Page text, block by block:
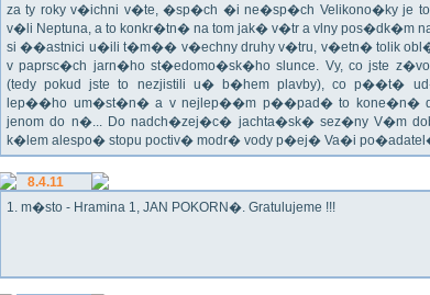
za ty roky v�ichni v�te, �sp�ch �i ne�sp�ch Velikono�ky je
v�li Neptuna, a to konkr�tn� na tom jak� v�tr a vlny pos�dk�m
si ��astnici u�ili t�m�� v�echny druhy v�tru, v�etn� tolik
v paprsc�ch jarn�ho st�edomo�sk�ho slunce. Vy, co jste
(tedy pokud jste to nezjistili u� b�hem plavby), co p��t�
lep��ho um�st�n� a v nejlep��m p��pad� to kone�n�
jenom do n�... Do nadch�zej�c� jachta�sk� sez�ny V�m
k�lem alespo� stopu poctiv� modr� vody p�ej� Va�i
8.4.11
1. m�sto - Hramina 1, JAN POKORN�. Gratulujeme !!!